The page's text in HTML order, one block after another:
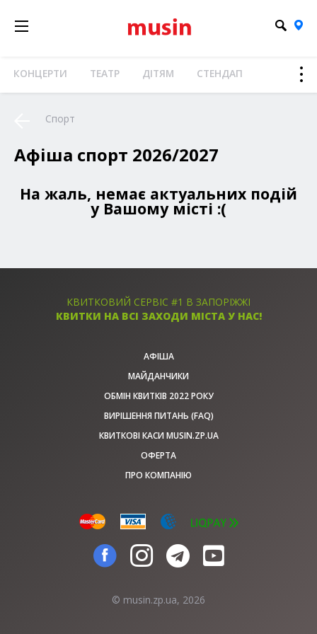
КОНЦЕРТИ ТЕАТР ДІТЯМ СТЕНДАП
Спорт
Афіша спорт 2026/2027
На жаль, немає актуальних подій
у Вашому місті :(
КВИТКОВИЙ СЕРВІС #1 В ЗАПОРІЖЖІ
КВИТКИ НА ВСІ ЗАХОДИ МІСТА У НАС!
АФІША
МАЙДАНЧИКИ
ОБМІН КВИТКІВ 2022 РОКУ
ВИРІШЕННЯ ПИТАНЬ (FAQ)
КВИТКОВІ КАСИ MUSIN.ZP.UA
ОФЕРТА
ПРО КОМПАНІЮ
© musin.zp.ua, 2026